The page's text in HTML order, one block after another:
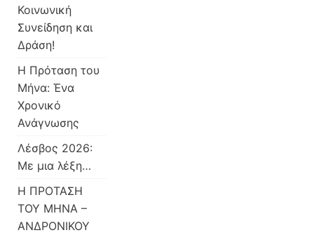
Κοινωνική
Συνείδηση και
Δράση!
Η Πρόταση του
Μήνα: Ένα
Χρονικό
Ανάγνωσης
Λέσβος 2026:
Με μια λέξη…
Η ΠΡΟΤΑΣΗ
ΤΟΥ ΜΗΝΑ –
ΑΝΔΡΟΝΙΚΟΥ